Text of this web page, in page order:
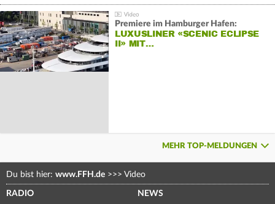
Premiere im Hamburger Hafen:
LUXUSLINER «SCENIC ECLIPSE
II» MIT…
MEHR TOP-MELDUNGEN
Du bist hier: www.FFH.de >>> Video
RADIO NEWS